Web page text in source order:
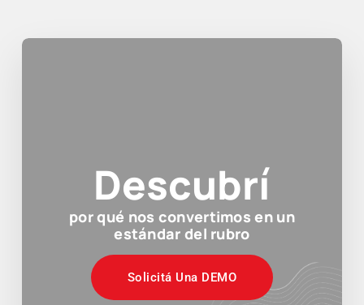
Descubrí
por qué nos convertimos en un
estándar del rubro
Solicitá Una DEMO